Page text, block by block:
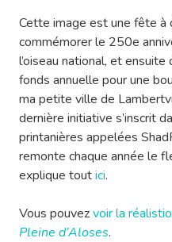
Cette image est une fête à
commémorer le 250e
l’oiseau national, et
fonds annuelle pour une
ma petite ville de
dernière initiative s’inscrit
printanières appelées
remonte chaque année le
explique toutici.
Vous pouvezvoir la
Pleine d’Aloses.